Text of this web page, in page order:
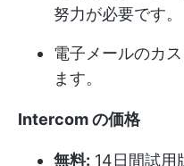
努力が必要です。
電子メールのカ
ます。
Intercom の価格
無料: 14日間試用